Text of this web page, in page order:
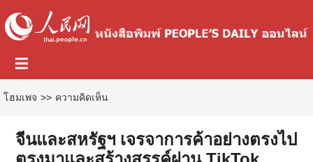
โฮมเพจ >> ความคิดเห็น
จีนและสหรัฐฯ เจรจาการค้าอย่างตรงไป